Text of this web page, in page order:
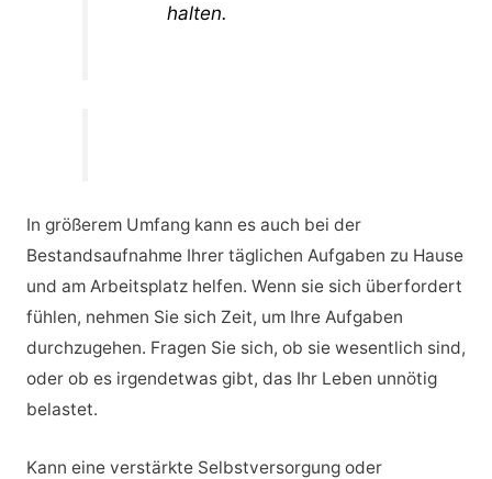
halten.
In größerem Umfang kann es auch bei der
Bestandsaufnahme Ihrer täglichen Aufgaben zu Hause
und am Arbeitsplatz helfen. Wenn sie sich überfordert
fühlen, nehmen Sie sich Zeit, um Ihre Aufgaben
durchzugehen. Fragen Sie sich, ob sie wesentlich sind,
oder ob es irgendetwas gibt, das Ihr Leben unnötig
belastet.
Kann eine verstärkte Selbstversorgung oder